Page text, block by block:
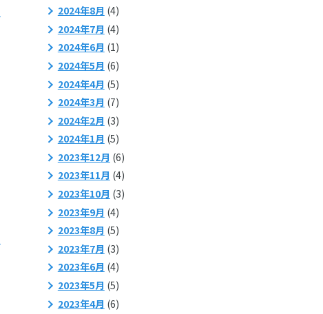
2024年8月 (4)
2024年7月 (4)
2024年6月 (1)
2024年5月 (6)
2024年4月 (5)
2024年3月 (7)
2024年2月 (3)
2024年1月 (5)
2023年12月 (6)
2023年11月 (4)
2023年10月 (3)
2023年9月 (4)
2023年8月 (5)
2023年7月 (3)
2023年6月 (4)
2023年5月 (5)
2023年4月 (6)